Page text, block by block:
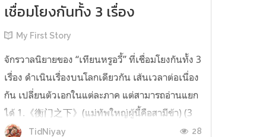
เชื่อมโยงกันทั้ง 3 เรื่อง
My First Story
จักรวาลนิยายของ “เทียนหรูอวี้” ที่เชื่อมโยงกันทั้ง 3
เรื่อง ดำเนินเรื่องบนโลกเดียวกัน เส้นเวลาต่อเนื่อง
กัน เปลี่ยนตัวเอกในแต่ละภาค แต่สามารถอ่านแยก
ได้ 1.《衡门之下》(แม่ทัพใหญ่ผู้นี้คือสามีข้า) (3
เล่มจบ) เป็นเรื่องที่เกิดก่อน เล่าเรื่องของ ฝูถิง กับ
TidNiyay 28